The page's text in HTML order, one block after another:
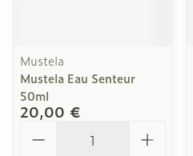
Mustela
Mustela Eau Senteur
50ml
20,00 €